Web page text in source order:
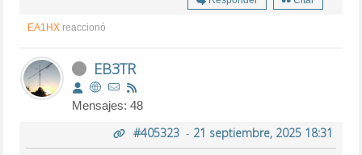
EA1HX reaccionó
EB3TR
Mensajes: 48
#405323- 21 septiembre, 2025 18:31